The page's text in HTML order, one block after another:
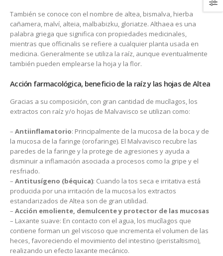
También se conoce con el nombre de altea, bismalva, hierba
cañamera, malví, alteia, malbabizku, gloriatze. Althaea es una
palabra griega que significa con propiedades medicinales,
mientras que officinalis se refiere a cualquier planta usada en
medicina. Generalmente se utiliza la raíz, aunque eventualmente
también pueden emplearse la hoja y la flor.
Acción farmacológica, beneficio de la raíz y las hojas de Altea
Gracias a su composición, con gran cantidad de mucílagos, los
extractos con raíz y/o hojas de Malvavisco se utilizan como:
– Antiinflamatorio: Principalmente de la mucosa de la boca y de
la mucosa de la faringe (orofaringe). El Malvavisco recubre las
paredes de la faringe y la protege de agresiones y ayuda a
disminuir a inflamación asociada a procesos como la gripe y el
resfriado.
– Antitusígeno (béquica): Cuando la tos seca e irritativa está
producida por una irritación de la mucosa los extractos
estandarizados de Altea son de gran utilidad.
– Acción emoliente, demulcente y protector de las mucosas
– Laxante suave: En contacto con el agua, los mucílagos que
contiene forman un gel viscoso que incrementa el volumen de las
heces, favoreciendo el movimiento del intestino (peristaltismo),
realizando un efecto laxante mecánico.